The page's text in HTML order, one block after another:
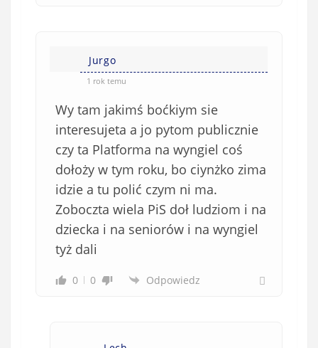
Jurgo
1 rok temu
Wy tam jakimś boćkiym sie
interesujeta a jo pytom publicznie
czy ta Platforma na wyngiel coś
dołoży w tym roku, bo ciynżko zima
idzie a tu polić czym ni ma.
Zoboczta wiela PiS doł ludziom i na
dziecka i na seniorów i na wyngiel
tyż dali
0 0 Odpowiedz